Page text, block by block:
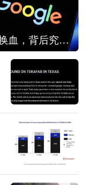
谷歌AI大换血，背后究竟发生了什么？